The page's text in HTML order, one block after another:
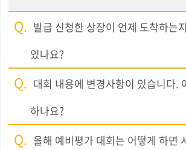
Q. 발급 신청한 상장이 언제 도착하는
있나요?
Q. 대회 내용에 변경사항이 있습니다.
하나요?
Q. 올해 예비평가 대회는 어떻게 하면